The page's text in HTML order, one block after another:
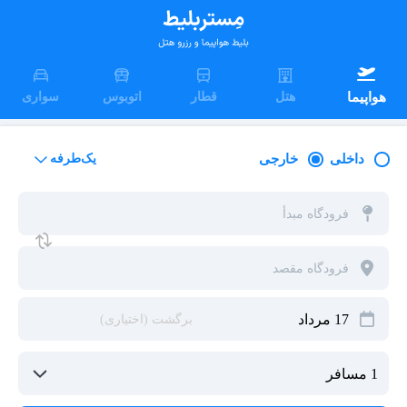
هواپیما هتل قطار اتوبوس سواری
داخلی خارجی یک‌طرفه